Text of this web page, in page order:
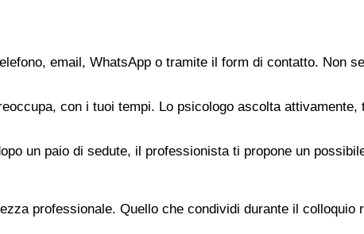
email, WhatsApp o tramite il form di contatto. Non
con i tuoi tempi. Lo psicologo ascolta
un paio di sedute, il professionista ti propone un
professionale. Quello che condividi durante il